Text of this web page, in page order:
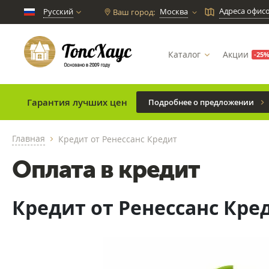
Русский Ваш город: Москва chevron_down Адреса
Каталог Акции -25%
Гарантия лучших цен Подробнее о предложении
Главная chevron_right Кредит от Ренессанс Кредит
Оплата в кредит
Кредит от Ренессанс